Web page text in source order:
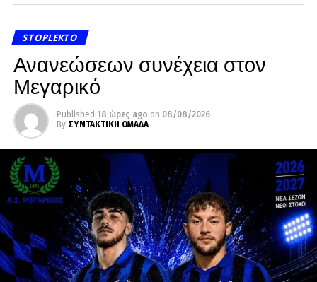
STOPLEKTO
Ανανεώσεων συνέχεια στον
Μεγαρικό
Published 18 ώρες ago on 08/08/2026
By ΣΥΝΤΑΚΤΙΚΗ ΟΜΑΔΑ